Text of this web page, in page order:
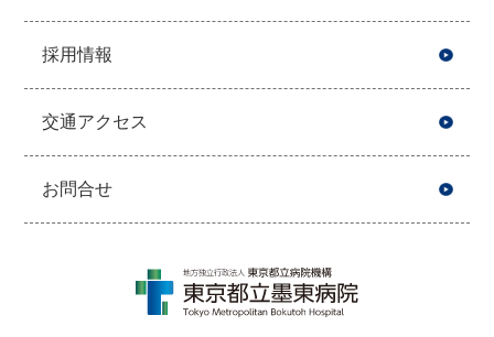
採用情報
交通アクセス
お問合せ